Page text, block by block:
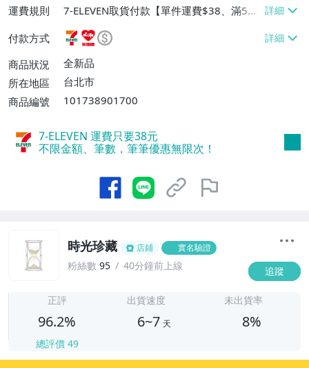
運費規則
7-ELEVEN取貨付款【單件運費$38、滿5件
或消費滿$1298免運費】、7-ELEVEN取貨
不付款【免運費】、萊爾富取貨付款【單件
運費$60、滿5件或消費滿$1298免運
費】、宅配/貨運【單件運費$120、滿5件
付款方式
商品狀況
全新品
所在地區
台北市
商品編號
101738901700
7-ELEVEN 運費只要38元
不限金額、筆數，筆筆優惠無限次！
時光珍藏 店鋪 實名驗證
粉絲數 95 40分鐘前上線 追蹤
正評
96.2%
總評價 49
出貨速度
6~7 天
未出貨率
8%